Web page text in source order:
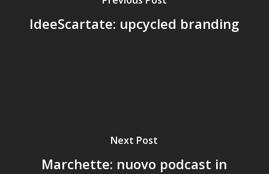
IdeeScartate: upcycled branding
Next Post
Marchette: nuovo podcast in